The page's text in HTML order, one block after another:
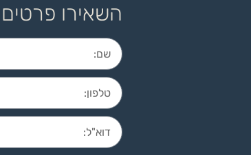
השאירו